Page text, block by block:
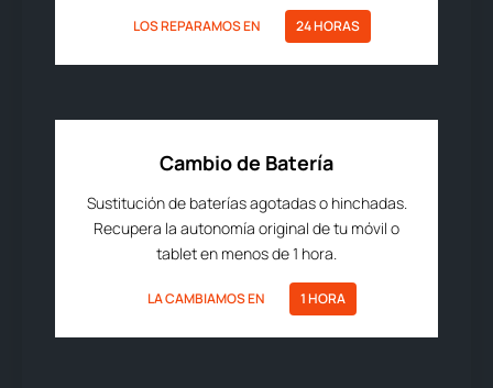
LOS REPARAMOS EN 24 HORAS
Cambio de Batería
Sustitución de baterías agotadas o hinchadas.
Recupera la autonomía original de tu móvil o
tablet en menos de 1 hora.
LA CAMBIAMOS EN 1 HORA